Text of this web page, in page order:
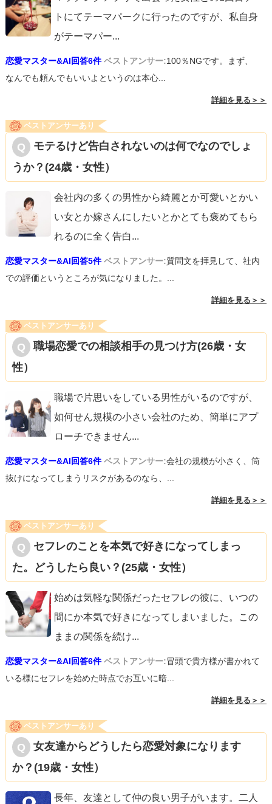
トにてテーマパークに行ったのですが、私自身
がテーマパー...
恋愛マスター&AI回答6件 ベストアンサー:100％NGです。まず、
なんでも頼んでもいいよというのは本心...
詳細を見る＞＞
ベストアンサーあり
モテるけど告白されないのは何でなのでしょ
うか？(24歳・女性）
会社内の多くの男性から綺麗とか可愛いとかい
い女とか嫁さんにしたいとかとても褒めてもら
れるのに全く告白...
恋愛マスター&AI回答5件 ベストアンサー:質問文を拝見して、社内
での評価というところが気になりました。...
詳細を見る＞＞
ベストアンサーあり
職場恋愛での相談相手の見つけ方(26歳・女
性）
職場で片思いをしている男性がいるのですが、
如何せん規模の小さい会社のため、簡単にアプ
ローチできません...
恋愛マスター&AI回答6件 ベストアンサー:会社の規模が小さく、筒
抜けになってしまうリスクがあるのなら、...
詳細を見る＞＞
ベストアンサーあり
セフレのことを本気で好きになってしまっ
た。どうしたら良い？(25歳・女性）
始めは気軽な関係だったセフレの彼に、いつの
間にか本気で好きになってしまいました。この
ままの関係を続け...
恋愛マスター&AI回答6件 ベストアンサー:冒頭で貴方様が書かれて
いる様にセフレを始めた時点でお互いに暗...
詳細を見る＞＞
ベストアンサーあり
女友達からどうしたら恋愛対象になります
か？(19歳・女性）
長年、友達として仲の良い男子がいます。二人